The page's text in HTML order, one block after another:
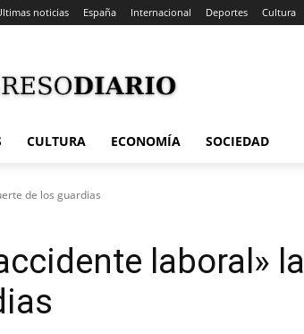
noticias España Internacional Deportes Cultura
CULTURA ECONOMÍA SOCIEDAD
de los guardias
laboral» la